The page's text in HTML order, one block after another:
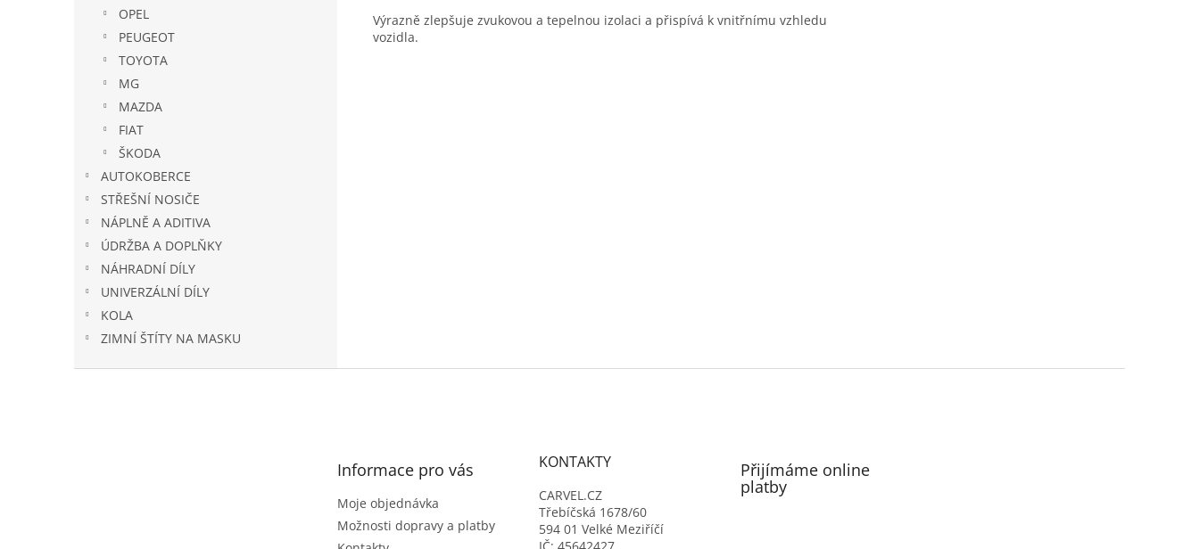
OPEL
PEUGEOT
TOYOTA
MG
MAZDA
FIAT
ŠKODA
AUTOKOBERCE
STŘEŠNÍ NOSIČE
NÁPLNĚ A ADITIVA
ÚDRŽBA A DOPLŇKY
NÁHRADNÍ DÍLY
UNIVERZÁLNÍ DÍLY
KOLA
ZIMNÍ ŠTÍTY NA MASKU
Výrazně zlepšuje zvukovou a tepelnou izolaci a přispívá k vnitřnímu vzhledu
vozidla.
Informace pro vás
Moje objednávka
Možnosti dopravy a platby
KONTAKTY
CARVEL.CZ
Třebíčská 1678/60
594 01 Velké Meziříčí
Přijímáme online
platby